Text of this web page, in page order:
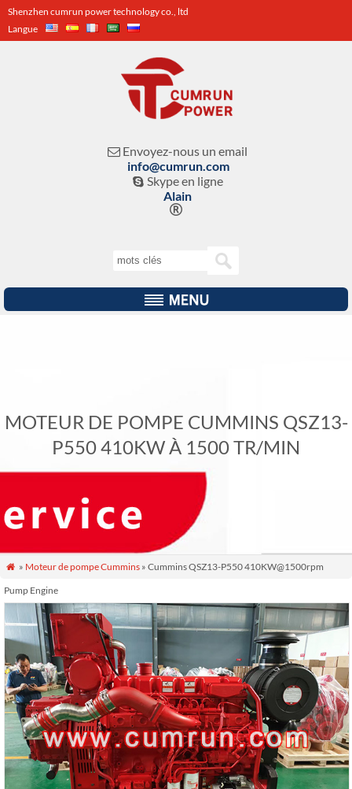
Shenzhen cumrun power technology co., ltd
Langue
 Envoyez-nous un email
info@cumrun.com
 Skype en ligne
Alain

MOTEUR DE POMPE CUMMINS QSZ13-
P550 410KW À 1500 TR/MIN
 » Moteur de pompe Cummins » Cummins QSZ13-P550 410KW@1500rpm
Pump Engine